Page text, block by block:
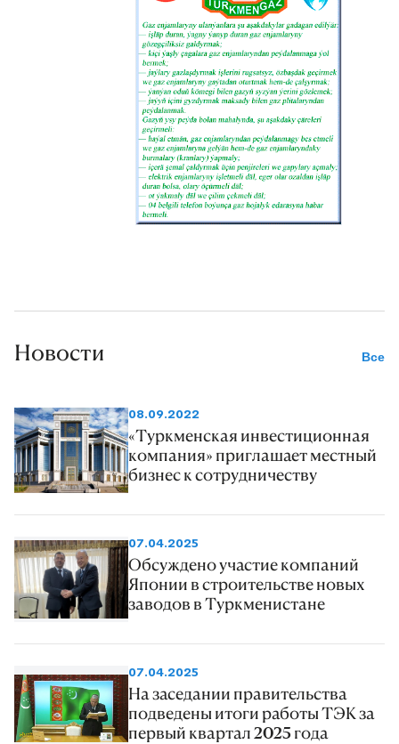
Новости Все
08.09.2022
«Туркменская инвестиционная
компания» приглашает местный
бизнес к сотрудничеству
07.04.2025
Обсуждено участие компаний
Японии в строительстве новых
заводов в Туркменистане
07.04.2025
На заседании правительства
подведены итоги работы ТЭК за
первый квартал 2025 года